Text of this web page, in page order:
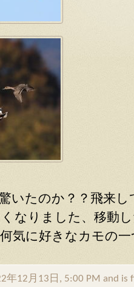
いたのか？？飛来
なりました、移動
気に好きなカモの
年12月13日, 5:00 PM and is